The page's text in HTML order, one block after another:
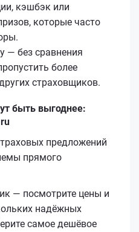
кэшбэк или
которые часто
— без сравнения
более
страховщиков.
быть выгоднее:
предложений
прямого
— посмотрите цены и
надёжных
самое дешёвое